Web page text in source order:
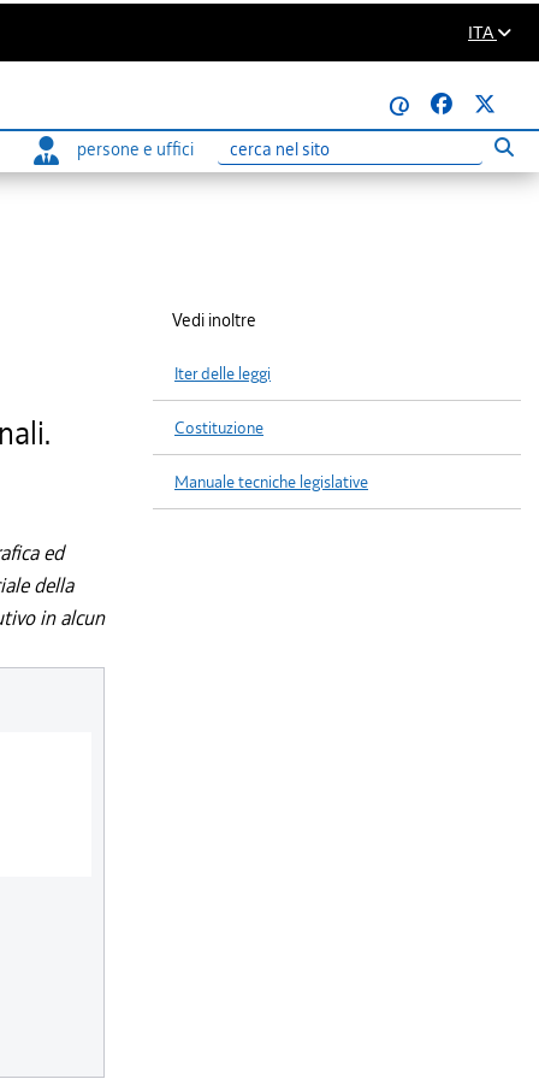
ITA
@
persone e uffici
Ricerca
ed
della
in alcun
Vedi inoltre
Iter delle leggi
Costituzione
Manuale tecniche legislative